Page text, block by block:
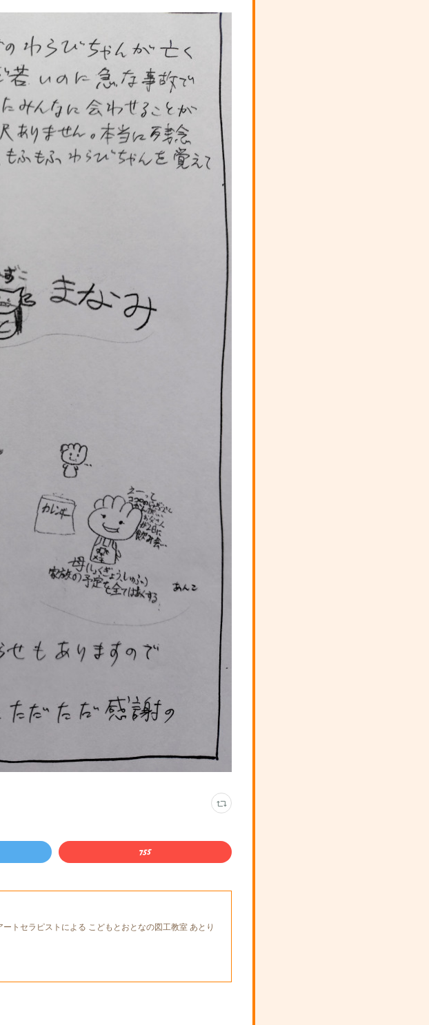
トセラピストによる こどもとおとなの図工教室 あとり